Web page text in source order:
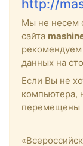
http://
Мы не несем
сайта
рекомендуем
данных на
Если Вы не
компьютера,
перемещены